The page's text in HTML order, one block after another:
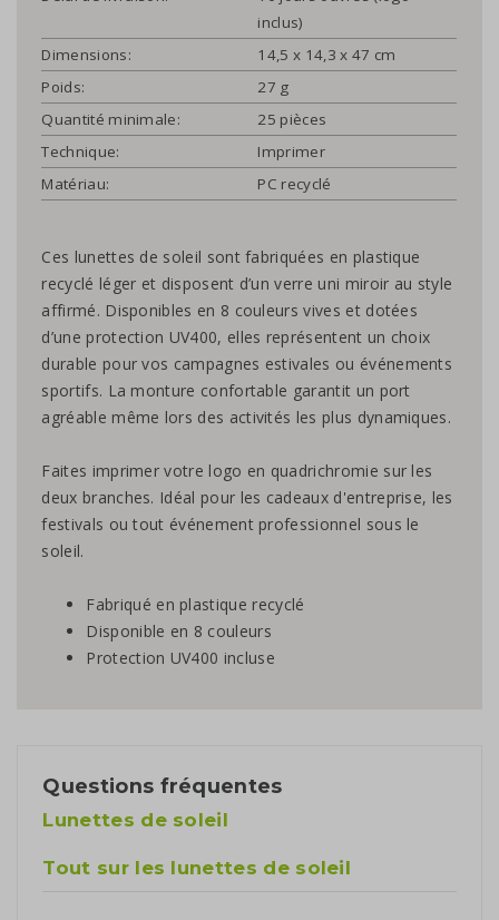
inclus)
Dimensions:
14,5 x 14,3 x 47 cm
Poids:
27 g
Quantité minimale:
25 pièces
Technique:
Imprimer
Matériau:
PC recyclé
Ces lunettes de soleil sont fabriquées en plastique
recyclé léger et disposent d’un verre uni miroir au style
affirmé. Disponibles en 8 couleurs vives et dotées
d’une protection UV400, elles représentent un choix
durable pour vos campagnes estivales ou événements
sportifs. La monture confortable garantit un port
agréable même lors des activités les plus dynamiques.
Faites imprimer votre logo en quadrichromie sur les
deux branches. Idéal pour les cadeaux d'entreprise, les
festivals ou tout événement professionnel sous le
soleil.
Fabriqué en plastique recyclé
Disponible en 8 couleurs
Protection UV400 incluse
Questions fréquentes
Lunettes de soleil
Tout sur les lunettes de soleil